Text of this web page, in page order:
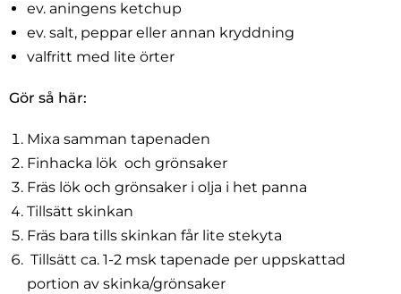
ev. aningens ketchup
ev. salt, peppar eller annan kryddning
valfritt med lite örter
Gör så här:
Mixa samman tapenaden
Finhacka lök och grönsaker
Fräs lök och grönsaker i olja i het panna
Tillsätt skinkan
Fräs bara tills skinkan får lite stekyta
Tillsätt ca. 1-2 msk tapenade per uppskattad
portion av skinka/grönsaker